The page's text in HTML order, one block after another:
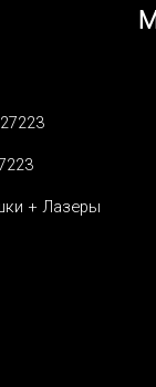
+ Лазеры